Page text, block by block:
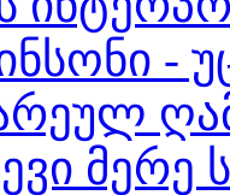
-
მერე